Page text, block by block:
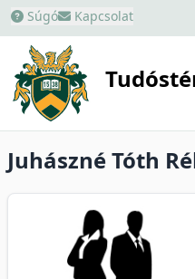
Súgó Kapcsolat
Juhászné Tóth